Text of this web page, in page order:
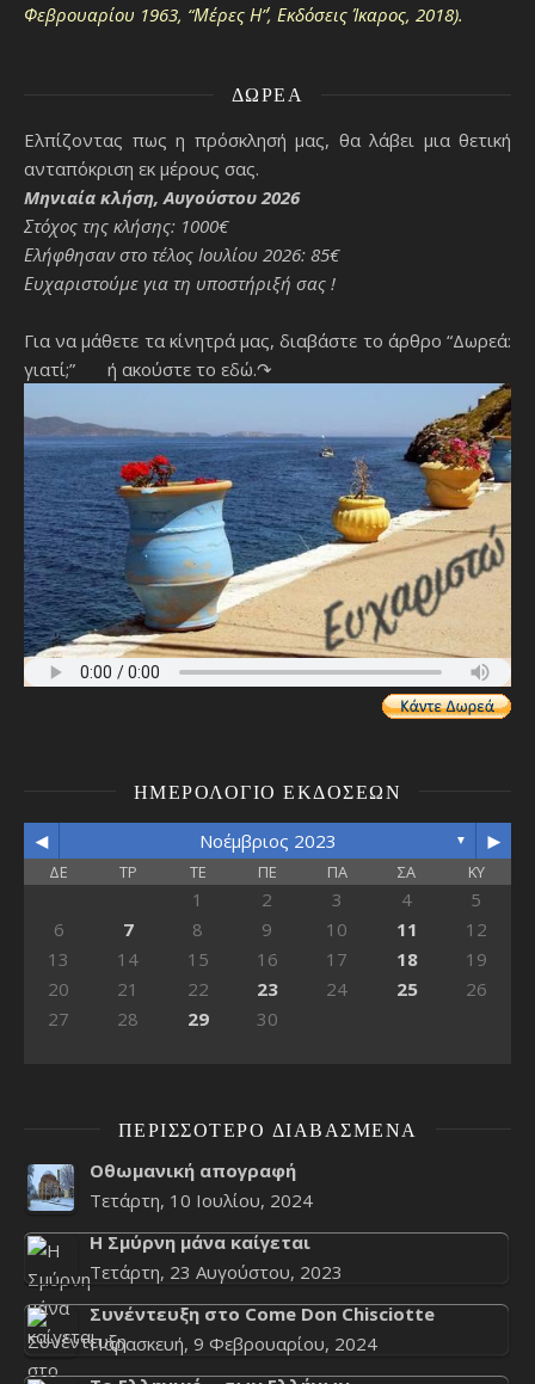
Φεβρουαρίου 1963, “Μέρες Η΄”, Εκδόσεις Ίκαρος, 2018).
ΔΩΡΕΆ
Ελπίζοντας πως η πρόσκλησή μας, θα λάβει μια θετική
ανταπόκριση εκ μέρους σας.
Μηνιαία κλήση, Αυγούστου 2026
Στόχος της κλήσης: 1000€
Ελήφθησαν στο τέλος Ιουλίου 2026: 85€
Ευχαριστούμε για τη υποστήριξή σας !
Για να μάθετε τα κίνητρά μας, διαβάστε το άρθρο “Δωρεά:
γιατί;”
ή ακούστε το εδώ.↷
ΗΜΕΡΟΛΌΓΙΟ ΕΚΔΌΣΕΩΝ
◄ Νοέμβριος 2023 ▼ ►
ΔΕ ΤΡ ΤΕ ΠΕ ΠΑ ΣΑ ΚΥ
1 2 3 4
5
6
7 8 9 10 11
12
13
14 15 16 17 18
19
20
21 22 23 24 25
26
27
28 29 30
ΠΕΡΙΣΣΌΤΕΡΟ ΔΙΑΒΑΣΜΈΝΑ
Οθωμανική απογραφή
Τετάρτη, 10 Ιουλίου, 2024
Η Σμύρνη μάνα καίγεται
Τετάρτη, 23 Αυγούστου, 2023
Συνέντευξη στο Come Don Chisciotte
Παρασκευή, 9 Φεβρουαρίου, 2024